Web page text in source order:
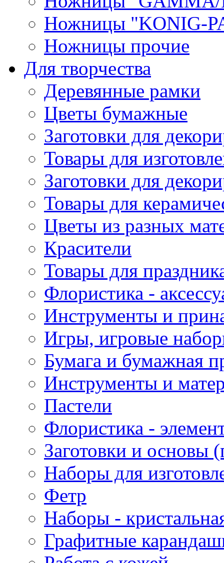
Ножницы "KONIG-
Ножницы прочие
Для творчества
Деревянные рамки
Цветы бумажные
Заготовки для
Товары для
Заготовки для
Товары для
Цветы из разных
Красители
Товары для
Флористика -
Инструменты и
Игры, игровые
Бумага и бумажная
Инструменты и
Пастели
Флористика -
Заготовки и основы
Наборы для
Фетр
Наборы -
Графитные